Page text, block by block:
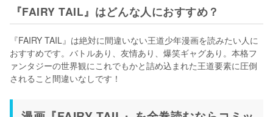
『FAIRY TAIL』はどんな人におすすめ？
『FAIRY TAIL』は絶対に間違いない王道少年漫画を読みたい人に
おすすめです。バトルあり、友情あり、爆笑ギャグあり。本格フ
ァンタジーの世界観にこれでもかと詰め込まれた王道要素に圧倒
されること間違いなしです！